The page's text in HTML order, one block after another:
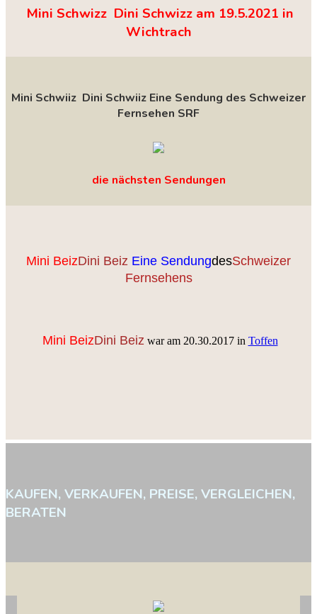
Mini Schwizz Dini Schwizz am 19.5.2021 in
Wichtrach
Mini Schwiiz Dini Schwiiz Eine Sendung des Schweizer
Fernsehen SRF
die nächsten Sendungen
Mini BeizDini Beiz Eine SendungdesSchweizer
Fernsehens
Mini BeizDini Beiz war am 20.30.2017 in Toffen
KAUFEN, VERKAUFEN, PREISE, VERGLEICHEN,
BERATEN